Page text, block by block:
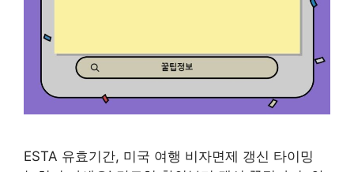
ESTA 유효기간, 미국 여행 비자면제 갱신 타이밍